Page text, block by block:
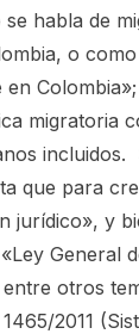
habla de
o
migratoria
incluidos.
que para
jurídico», y
General
otros
2011